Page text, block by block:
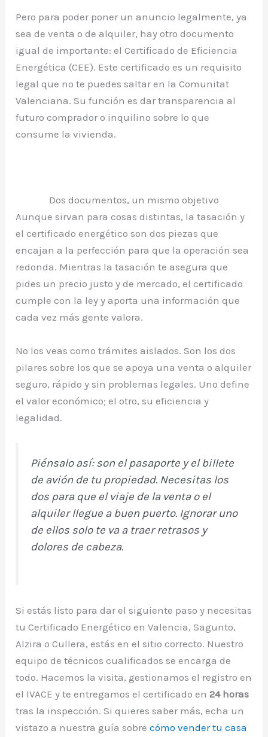
Pero para poder poner un anuncio legalmente, ya
sea de venta o de alquiler, hay otro documento
igual de importante: el Certificado de Eficiencia
Energética (CEE). Este certificado es un requisito
legal que no te puedes saltar en la Comunitat
Valenciana. Su función es dar transparencia al
futuro comprador o inquilino sobre lo que
consume la vivienda.
Dos documentos, un mismo objetivo
Aunque sirvan para cosas distintas, la tasación y
el certificado energético son dos piezas que
encajan a la perfección para que la operación sea
redonda. Mientras la tasación te asegura que
pides un precio justo y de mercado, el certificado
cumple con la ley y aporta una información que
cada vez más gente valora.
No los veas como trámites aislados. Son los dos
pilares sobre los que se apoya una venta o alquiler
seguro, rápido y sin problemas legales. Uno define
el valor económico; el otro, su eficiencia y
legalidad.
Piénsalo así: son el pasaporte y el billete
de avión de tu propiedad. Necesitas los
dos para que el viaje de la venta o el
alquiler llegue a buen puerto. Ignorar uno
de ellos solo te va a traer retrasos y
dolores de cabeza.
Si estás listo para dar el siguiente paso y necesitas
tu Certificado Energético en Valencia, Sagunto,
Alzira o Cullera, estás en el sitio correcto. Nuestro
equipo de técnicos cualificados se encarga de
todo. Hacemos la visita, gestionamos el registro en
el IVACE y te entregamos el certificado en24 horas
tras la inspección. Si quieres saber más, echa un
vistazo a nuestra guía sobrecómo vender tu casa